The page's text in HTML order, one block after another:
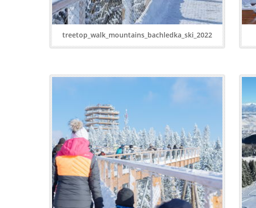
treetop_walk_mountains_bachledka_ski_2022